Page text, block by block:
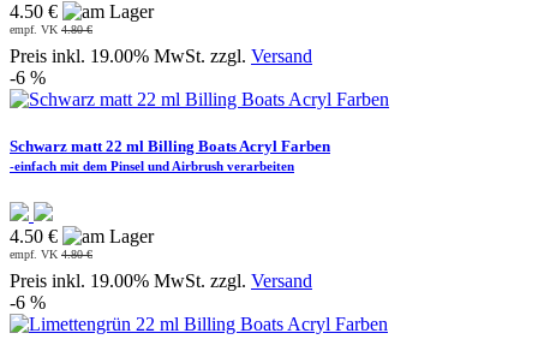
4.50 €
empf. VK 4.80 €
Preis inkl. 19.00% MwSt. zzgl. Versand
-6 %
Schwarz matt 22 ml Billing Boats Acryl Farben
-einfach mit dem Pinsel und Airbrush verarbeiten
4.50 €
empf. VK 4.80 €
Preis inkl. 19.00% MwSt. zzgl. Versand
-6 %